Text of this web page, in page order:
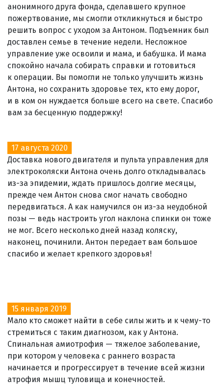
анонимного друга фонда, сделавшего крупное
пожертвование, мы смогли откликнуться и быстро
решить вопрос с уходом за Антоном. Подъемник был
доставлен семье в течение недели. Несложное
управление уже освоили и мама, и бабушка. И мама
спокойно начала собирать справки и готовиться
к операции. Вы помогли не только улучшить жизнь
Антона, но сохранить здоровье тех, кто ему дорог,
и в ком он нуждается больше всего на свете. Спасибо
вам за бесценную поддержку!
17 августа 2020
Доставка нового двигателя и пульта управления для
электроколяски Антона очень долго откладывалась
из-за эпидемии, ждать пришлось долгие месяцы,
прежде чем Антон снова смог начать свободно
передвигаться. А как намучился он из-за неудобной
позы — ведь настроить угол наклона спинки он тоже
не мог. Всего несколько дней назад коляску,
наконец, починили. Антон передает вам большое
спасибо и желает крепкого здоровья!
15 января 2019
Мало кто сможет найти в себе силы жить и к чему-то
стремиться с таким диагнозом, как у Антона.
Спинальная амиотрофия — тяжелое заболевание,
при котором у человека с раннего возраста
начинается и прогрессирует в течение всей жизни
атрофия мышц туловища и конечностей.